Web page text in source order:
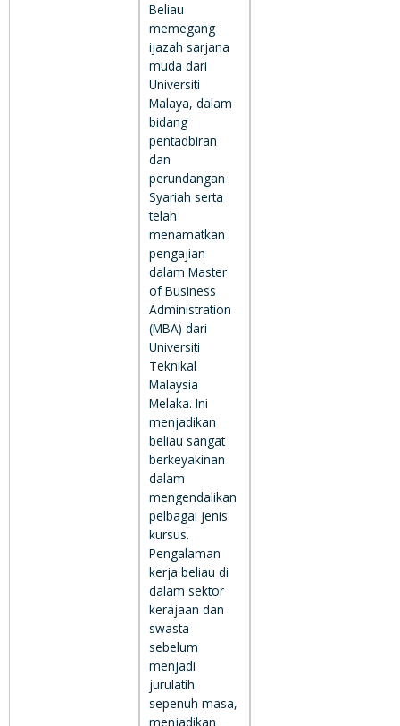
Beliau
memegang
ijazah sarjana
muda dari
Universiti
Malaya, dalam
bidang
pentadbiran
dan
perundangan
Syariah serta
telah
menamatkan
pengajian
dalam Master
of Business
Administration
(MBA) dari
Universiti
Teknikal
Malaysia
Melaka. Ini
menjadikan
beliau sangat
berkeyakinan
dalam
mengendalikan
pelbagai jenis
kursus.
Pengalaman
kerja beliau di
dalam sektor
kerajaan dan
swasta
sebelum
menjadi
jurulatih
sepenuh masa,
menjadikan